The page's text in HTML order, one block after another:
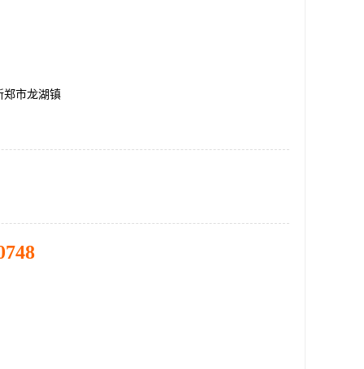
郑市龙湖镇